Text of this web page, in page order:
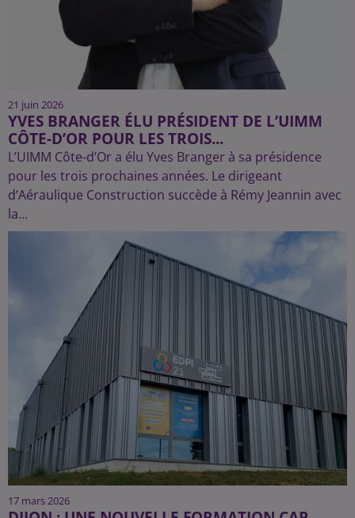
21 juin 2026
YVES BRANGER ÉLU PRÉSIDENT DE L’UIMM
CÔTE-D’OR POUR LES TROIS...
L’UIMM Côte-d’Or a élu Yves Branger à sa présidence
pour les trois prochaines années. Le dirigeant
d’Aéraulique Construction succède à Rémy Jeannin avec
la...
17 mars 2026